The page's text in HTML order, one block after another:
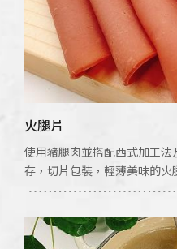
火腿片
使用豬腿肉並搭配西式加工
存，切片包裝，輕薄美味的火